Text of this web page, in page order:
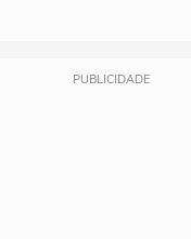
PUBLICIDADE